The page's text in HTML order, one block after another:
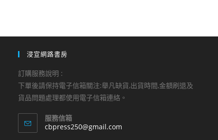
浸宣網路書房
訂購服務說明 :
下單後請保持電子信箱關注:舉凡缺貨,出貨時間,金額刷退及
貨品問題處理都使用電子信箱連絡。
服務信箱
cbpress250@gmail.com